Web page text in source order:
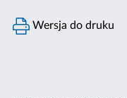
Wersja do druku